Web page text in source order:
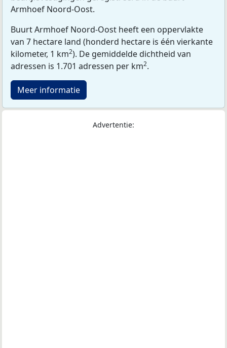
Armhoef Noord-Oost.
Buurt Armhoef Noord-Oost heeft een oppervlakte
van 7 hectare land (honderd hectare is één vierkante
kilometer, 1 km2). De gemiddelde dichtheid van
adressen is 1.701 adressen per km2.
Meer informatie
Advertentie: